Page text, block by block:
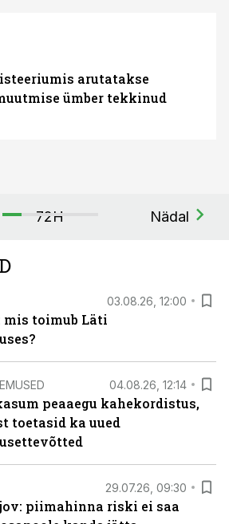
arutatakse
ümber tekkinud
72H Nädal
03.08.26, 12:00
mis toimub Läti
04.08.26, 12:14
peaaegu kahekordistus,
toetasid ka uued
29.07.26, 09:30
piimahinna riski ei saa